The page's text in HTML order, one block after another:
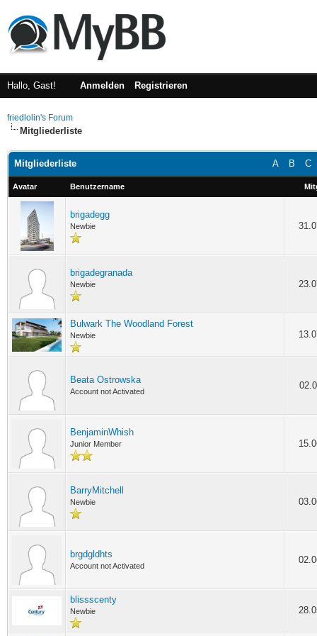
Hallo, Gast! Anmelden Registrieren
friedlolin's Forum
Mitgliederliste
A B C
Mitgliederliste
Avatar Benutzername
brigadegg
Newbie
brigadegranada
Newbie
Bulwark The Woodland Forest
Newbie
Beata Ostrowska
Account not Activated
BenjaminWhish
Junior Member
BarryMitchell
Newbie
brgdgldhts
Account not Activated
blissscenty
Newbie